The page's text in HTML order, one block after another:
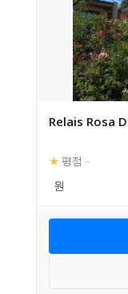
Relais Rosa
★ 평점 –